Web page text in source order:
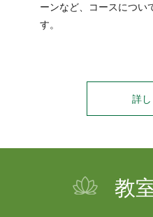
ーンなど、コースについ
す。
詳
教